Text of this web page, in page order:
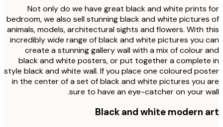
Not only do we have great black and white
bedroom, we also sell stunning black and white
animals, models, architectural sights and flowers. With
incredibly wide range of black and white pictures you
create a stunning gallery wall with a mix of colour
black and white posters, or put together a
style black and white wall. If you place one coloured
in the center of a set of black and white pictures you
sure to have an eye-catcher on your
Black and white modern